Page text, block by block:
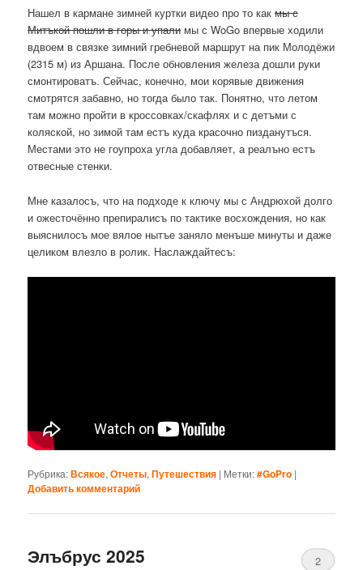
Нашел в кармане зимней куртки видео про то какмы с
Митъкой пошли в горы и упали мы с WoGo впервые ходили
вдвоем в связке зимний гребневой маршрут на пик Молодёжи
(2315 м) из Аршана. После обновления железа дошли руки
смонтироватъ. Сейчас, конечно, мои корявые движения
смотрятся забавно, но тогда было так. Понятно, что летом
там можно пройти в кроссовках/скафлях и с детъми с
коляской, но зимой там естъ куда красочно пизданутъся.
Местами это не гоупроха угла добавляет, а реалъно естъ
отвесные стенки.
Мне казалосъ, что на подходе к ключу мы с Андрюхой долго
и ожесточённо препиралисъ по тактике восхождения, но как
выяснилосъ мое вялое нытъе заняло менъше минуты и даже
целиком влезло в ролик. Наслаждайтесъ:
Рубрика:Всякое,Отчеты,Путешествия | Метки:#GoPro |
Добавить комментарий
Элъбрус 2025 2